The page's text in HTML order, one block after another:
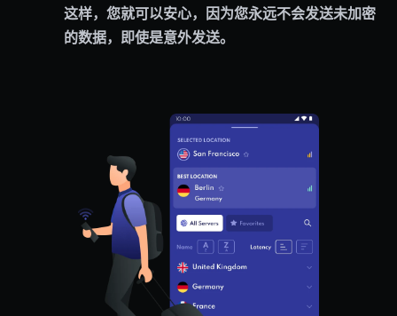
这样，您就可以安心，因为您永远不会发送未加密
的数据，即使是意外发送。